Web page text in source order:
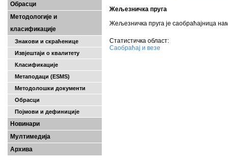
Обрасци
Методологије и
класификације
Знакови и скраћенице
Извјештаји о квалитету
Класификације
Метаподаци (ESMS)
Методолошки документи
Обрасци
Појмови и дефиниције
Новинари
Мултимедија
Архива
Жељезничка пруга
Жељезничка пруга је саобраћајница
Статистичка област:
Саобраћај и везе